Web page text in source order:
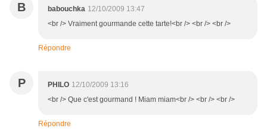
B babouchka 12/10/2009 13:47
<br /> Vraiment gourmande cette tarte!<br /> <br /> <br />
Répondre
P PHILO 12/10/2009 13:16
<br /> Que c'est gourmand ! Miam miam<br /> <br /> <br />
Répondre